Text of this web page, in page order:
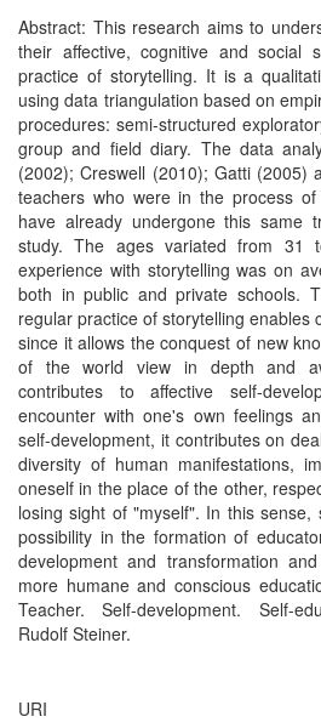
Abstract: This research aims to
their affective, cognitive and social
practice of storytelling. It is a
using data triangulation based on
procedures: semi-structured
group and field diary. The data
(2002); Creswell (2010); Gatti (2005)
teachers who were in the process
have already undergone this same
study. The ages variated from
experience with storytelling was on
both in public and private schools.
regular practice of storytelling enables
since it allows the conquest of new
of the world view in depth and
contributes to affective self-
encounter with one's own feelings
self-development, it contributes on
diversity of human manifestations,
oneself in the place of the other,
losing sight of "myself". In this
possibility in the formation of
development and transformation
more humane and conscious
Teacher. Self-development. Self-
Rudolf Steiner.
URI